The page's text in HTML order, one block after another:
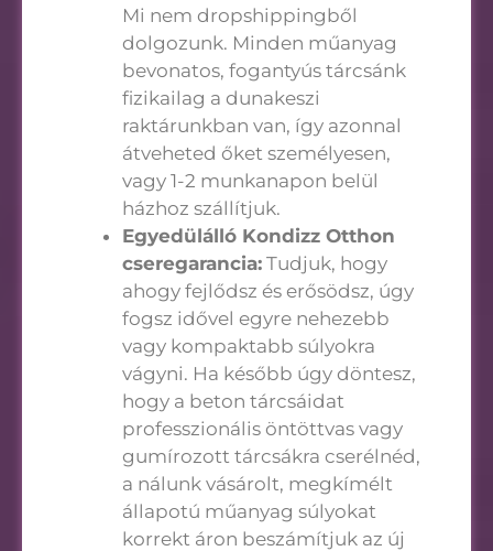
Mi nem dropshippingből
dolgozunk. Minden műanyag
bevonatos, fogantyús tárcsánk
fizikailag a dunakeszi
raktárunkban van, így azonnal
átveheted őket személyesen,
vagy 1-2 munkanapon belül
házhoz szállítjuk.
Egyedülálló Kondizz Otthon
cseregarancia: Tudjuk, hogy
ahogy fejlődsz és erősödsz, úgy
fogsz idővel egyre nehezebb
vagy kompaktabb súlyokra
vágyni. Ha később úgy döntesz,
hogy a beton tárcsáidat
professzionális öntöttvas vagy
gumírozott tárcsákra cserélnéd,
a nálunk vásárolt, megkímélt
állapotú műanyag súlyokat
korrekt áron beszámítjuk az új